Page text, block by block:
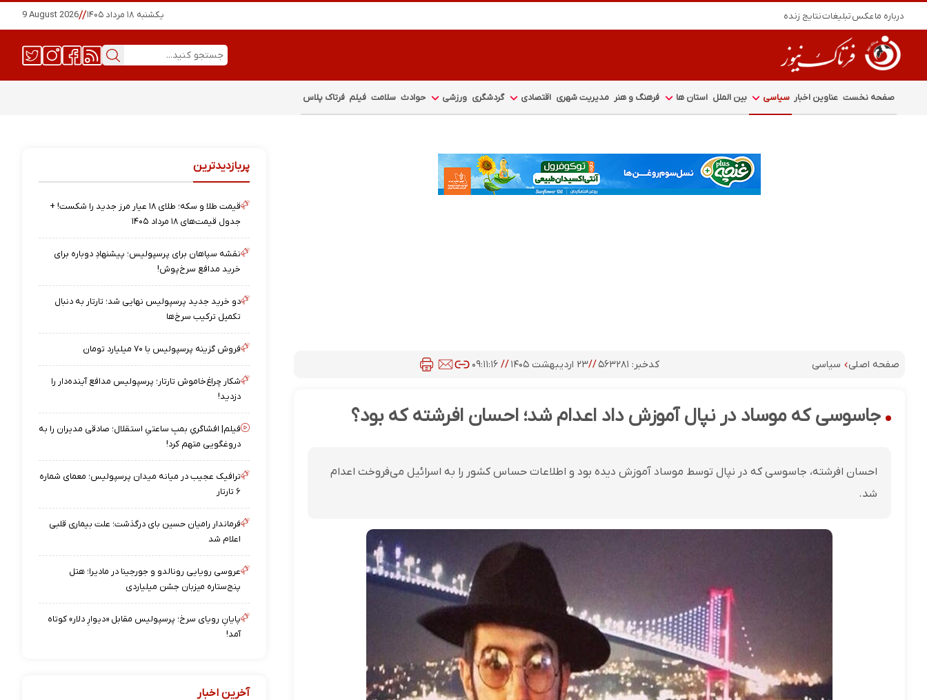
درباره ماعکستبلیغاتنتایج زنده یکشنبه ۱۸ مرداد ۱۴۰۵ //
9 August 2026
صفحه نخست عناوین اخبار سیاسی بین الملل استان ها فرهنگ و هنر مدیریت شهری اقتصادی گردشگری ورزشی حوادث سلامت فیلم فرتاک پلاس
صفحه اصلی سیاسی کدخبر: ۵۶۳۲۸۱ //۲۳ اردیبهشت ۱۴۰۵ // ۰۹:۱۱:۱۶
جاسوسی که موساد در نپال آموزش داد اعدام شد؛ احسان افرشته که بود؟
احسان افرشته، جاسوسی که در نپال توسط موساد آموزش دیده بود و اطلاعات حساس کشور را به اسرائیل می‌فروخت اعدام
شد.
پربازدیدترین
قیمت طلا و سکه؛ طلای ۱۸ عیار مرز جدید را شکست! +
جدول قیمت‌های ۱۸ مرداد ۱۴۰۵
نقشه‌ سپاهان برای پرسپولیس؛ پیشنهادِ دوباره برای
خرید مدافع سرخ‌پوش!
دو خرید جدید پرسپولیس نهایی شد؛ تارتار به دنبال
تکمیل ترکیب سرخ‌ها
فروش گزینه پرسپولیس با ۷۰ میلیارد تومان
شکار چراغ‌خاموش تارتار؛ پرسپولیس مدافع آینده‌دار را
دزدید!
فیلم| افشاگریِ بمبِ ساعتیِ استقلال؛ صادقی مدیران را به
دروغگویی متهم کرد!
ترافیک عجیب در میانه میدان پرسپولیس؛ معمای شماره
۶ تارتار
فرماندار رامیان حسین بای درگذشت؛ علت بیماری قلبی
اعلام شد
عروسی رویایی رونالدو و جورجینا در مادیرا؛ هتل
پنج‌ستاره میزبان جشن میلیاردی
پایانِ رویای سرخ؛ پرسپولیس مقابل «دیوارِ دلار» کوتاه
آمد!
آخرین اخبار